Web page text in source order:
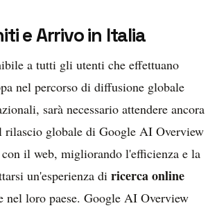
e Arrivo in Italia
a tutti gli utenti che effettuano
nel percorso di diffusione globale
sarà necessario attendere ancora
globale di Google AI Overview
il web, migliorando l'efficienza e la
un'esperienza di ricerca online
nel loro paese. Google AI Overview